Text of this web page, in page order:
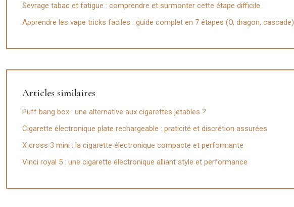
Sevrage tabac et fatigue : comprendre et surmonter cette étape difficile
Apprendre les vape tricks faciles : guide complet en 7 étapes (O, dragon, cascade)
Articles similaires
Puff bang box : une alternative aux cigarettes jetables ?
Cigarette électronique plate rechargeable : praticité et discrétion assurées
X cross 3 mini : la cigarette électronique compacte et performante
Vinci royal 5 : une cigarette électronique alliant style et performance